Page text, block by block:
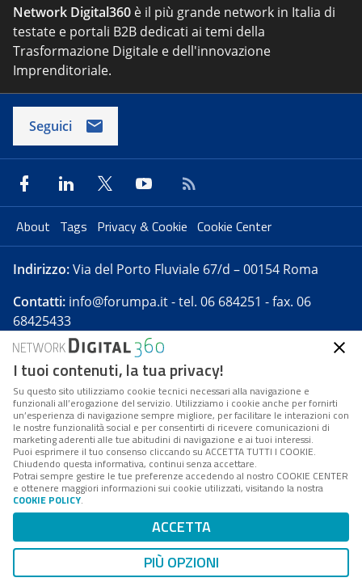
Network Digital360 è il più grande network in Italia di
testate e portali B2B dedicati ai temi della
Trasformazione Digitale e dell'innovazione
Imprenditoriale.
Seguici
About Tags Privacy & Cookie Cookie Center
Indirizzo:Via del Porto Fluviale 67/d – 00154 Roma
Contatti: info@forumpa.it- tel. 06 684251 - fax. 06
68425433
Forumpa.itè una pubblicazione telematica iscritta
presso Registro della stampa del Tribunale di Roma -
Reg. n. 182 del 2 maggio 2008 - Direttore resp. Michela
Stentella
FPA s.r.l. è società soggetta a Direzione e
Coordinamento da parte di Digital360 S.p.A. - FPA s.r.l.
è un'azienda certificata per il sistema di management
Codice Fiscale/Partita IVA n. 10693191008 - R.E.A. Roma
n. 1249791. ISP AWS
Mappa del sito
I tuoi contenuti, la tua privacy!
Su questo sito utilizziamo cookie tecnici necessari alla navigazione e
funzionali all’erogazione del servizio. Utilizziamo i cookie anche per fornirti
un’esperienza di navigazione sempre migliore, per facilitare le interazioni con
le nostre funzionalità social e per consentirti di ricevere comunicazioni di
marketing aderenti alle tue abitudini di navigazione e ai tuoi interessi.
Puoi esprimere il tuo consenso cliccando su ACCETTA TUTTI I COOKIE.
Chiudendo questa informativa, continui senza accettare.
Potrai sempre gestire le tue preferenze accedendo al nostro COOKIE CENTER
e ottenere maggiori informazioni sui cookie utilizzati, visitando la nostra
COOKIE POLICY.
ACCETTA
PIÙ OPZIONI